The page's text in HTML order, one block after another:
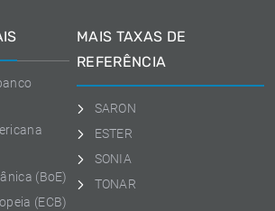
(BoE)
(ECB)
MAIS TAXAS DE
REFERÊNCIA
SARON
ESTER
SONIA
TONAR